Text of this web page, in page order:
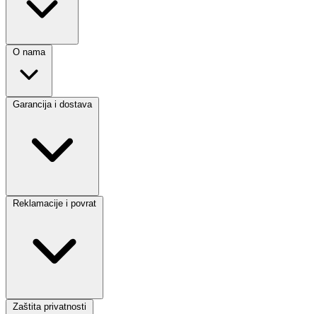
O nama
Garancija i dostava
Reklamacije i povrat
Zaštita privatnosti